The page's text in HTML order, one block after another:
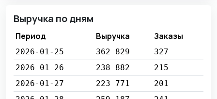
Выручка по дням
Период Выручка Заказы
2026-01-25 362 829
327
2026-01-26
238 882
215
2026-01-27
223 771
201